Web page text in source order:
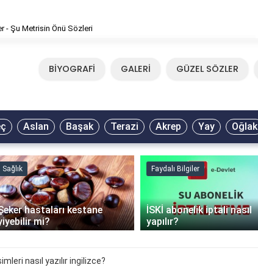
- Şu Metrisin Önü Sözleri
BİYOGRAFİ GALERİ GÜZEL SÖZLER
Aslan Başak Terazi Akrep Yay Oğlak
Sağlık
hastaları kestane
mi?
Faydalı Bilgiler
İSKİ abonelik iptali nasıl
yapılır?
nasıl yazılır ingilizce?